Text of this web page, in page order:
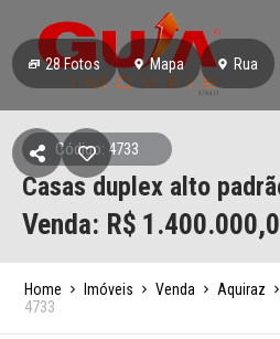
28Fotos Mapa Rua
Código: 4733
Casas duplex alto
Venda: R$
Home Imóveis Venda Aquiraz
4733